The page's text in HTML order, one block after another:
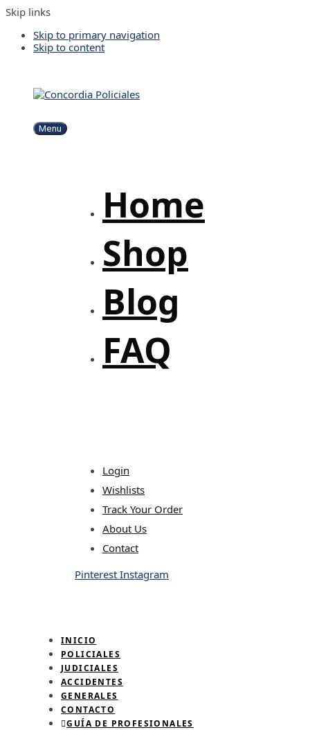
Skip links
Skip to primary navigation
Skip to content
Menu
Home
Shop
Blog
FAQ
Login
Wishlists
Track Your Order
About Us
Contact
Pinterest Instagram
INICIO
POLICIALES
JUDICIALES
ACCIDENTES
GENERALES
CONTACTO
GUÍA DE PROFESIONALES